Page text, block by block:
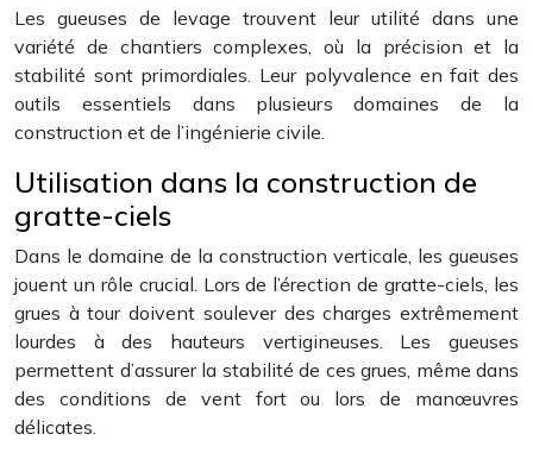
Les gueuses de levage trouvent leur utilité dans une
variété de chantiers complexes, où la précision et la
stabilité sont primordiales. Leur polyvalence en fait des
outils essentiels dans plusieurs domaines de la
construction et de l’ingénierie civile.
Utilisation dans la construction de
gratte-ciels
Dans le domaine de la construction verticale, les gueuses
jouent un rôle crucial. Lors de l’érection de gratte-ciels, les
grues à tour doivent soulever des charges extrêmement
lourdes à des hauteurs vertigineuses. Les gueuses
permettent d’assurer la stabilité de ces grues, même dans
des conditions de vent fort ou lors de manœuvres
délicates.